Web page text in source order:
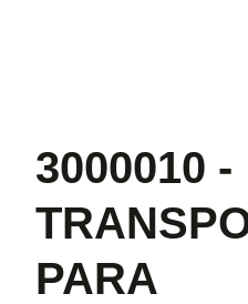
3000010 -
PARA